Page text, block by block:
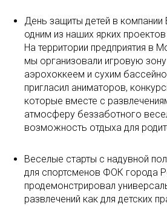
День защиты детей в компании
одним из наших ярких
На территории предприятия в
мы организовали игровую
аэрохоккеем и сухим
пригласил аниматоров,
которые вместе с
атмосферу беззаботного
возможность отдыха для
Веселые старты с надувной
для спортсменов ФОК города
продемонстрировал
развлечений как для детских